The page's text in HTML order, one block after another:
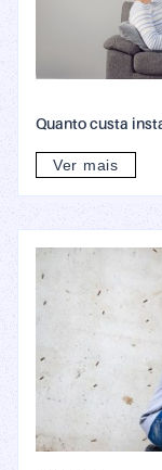
Quanto custa
Ver mais